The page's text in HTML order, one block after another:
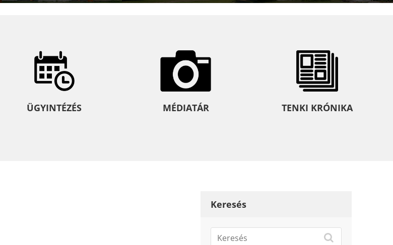
ÜGYINTÉZÉS MÉDIATÁR TENKI KRÓNIKA
Keresés